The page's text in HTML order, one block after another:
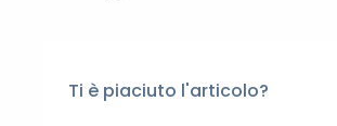
Ti è piaciuto l'articolo?